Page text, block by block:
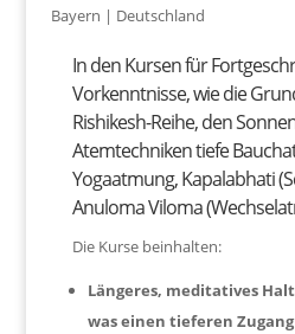
In den Kursen für
Vorkenntnisse, wie die
Rishikesh-Reihe, den
Atemtechniken tiefe
Yogaatmung, Kapalabhati
Anuloma Viloma
Die Kurse beinhalten:
Längeres, meditatives
was einen tieferen